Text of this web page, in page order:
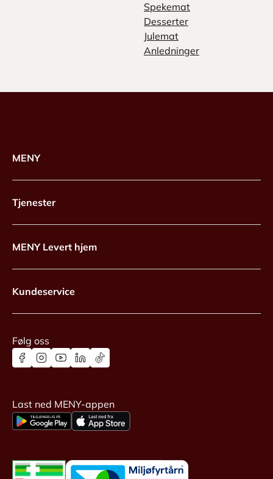
Spekemat
Desserter
Julemat
Anledninger
MENY
Tjenester
MENY Levert hjem
Kundeservice
Følg oss
Last ned MENY-appen